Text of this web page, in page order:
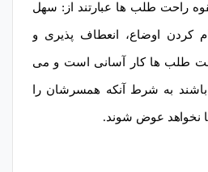
راحت طلب ها عبارتند از: سهل
کردن اوضاع، انعطاف پذیری و
طلب ها کار آسانی است و می
باشند به شرط آنکه همسرشان را
نخواهد عوض شوند.